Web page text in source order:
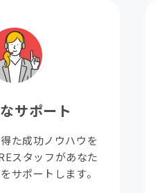
サポート
た成功ノウハウを
スタッフがあなた
サポートします。